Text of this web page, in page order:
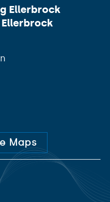
Ellerbrock
Ellerbrock
Maps